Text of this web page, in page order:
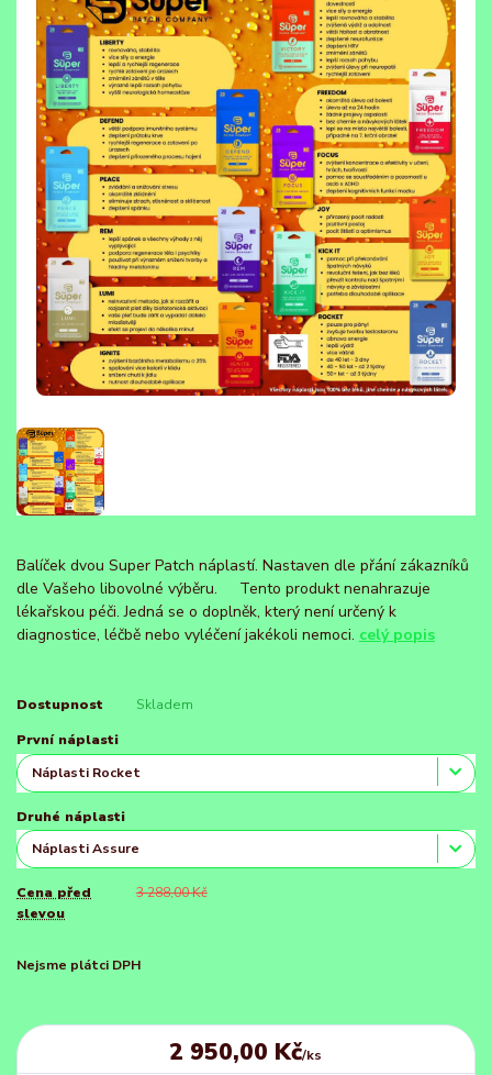
Balíček dvou Super Patch náplastí. Nastaven dle přání zákazníků
dle Vašeho libovolné výběru. Tento produkt nenahrazuje
lékařskou péči. Jedná se o doplněk, který není určený k
diagnostice, léčbě nebo vyléčení jakékoli nemoci. celý popis
Dostupnost Skladem
První náplasti
Druhé náplasti
Cena před
slevou
3 288,00 Kč
Nejsme plátci DPH
2 950,00 Kč/ks